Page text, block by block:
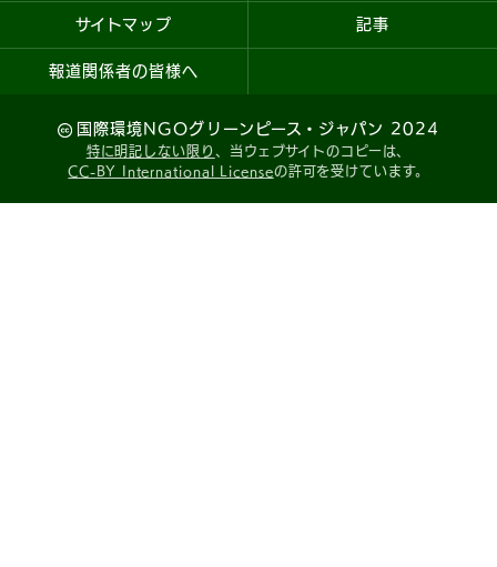
サイトマップ 記事
報道関係者の皆様へ
国際環境NGOグリーンピース・ジャパン 2024
特に明記しない限り 、当ウェブサイトのコピーは、
CC-BY International Licenseの許可を受けています。